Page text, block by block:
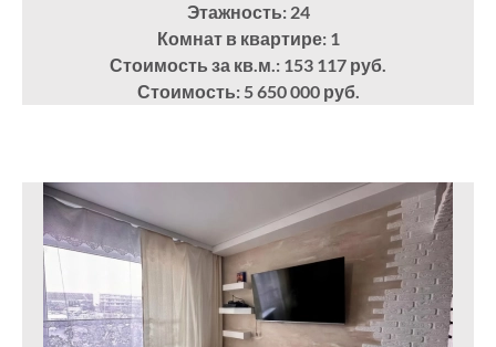
Этажность: 24
Комнат в квартире: 1
Стоимость за кв.м.: 153 117 руб.
Стоимость: 5 650 000 руб.